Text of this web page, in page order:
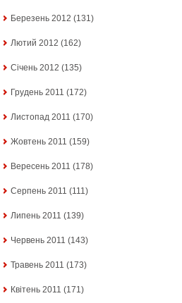
Березень 2012 (131)
Лютий 2012 (162)
Січень 2012 (135)
Грудень 2011 (172)
Листопад 2011 (170)
Жовтень 2011 (159)
Вересень 2011 (178)
Серпень 2011 (111)
Липень 2011 (139)
Червень 2011 (143)
Травень 2011 (173)
Квітень 2011 (171)